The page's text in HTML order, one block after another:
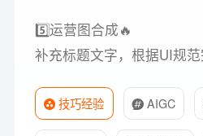
5️⃣运营图合成🔥
补充标题文字，根据UI规
技巧经验 AIGC